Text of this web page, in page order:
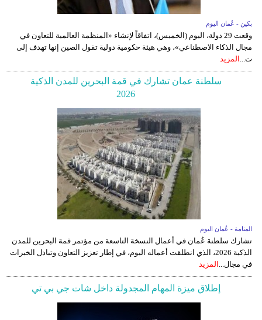
بكين - عُمان اليوم
وقعت 29 دولة، اليوم (الخميس)، اتفاقاً لإنشاء «المنظمة العالمية للتعاون في
مجال الذكاء الاصطناعي»، وهي هيئة حكومية دولية تقول الصين إنها تهدف إلى
ت... المزيد
سلطنة عمان تشارك في قمة البحرين للمدن الذكية
2026
المنامة - عُمان اليوم
تشارك سلطنة عُمان في أعمال النسخة التاسعة من مؤتمر قمة البحرين للمدن
الذكية 2026، الذي انطلقت أعماله اليوم، في إطار تعزيز التعاون وتبادل الخبرات
في مجال... المزيد
إطلاق ميزة المهام المجدولة داخل شات جي بي تي